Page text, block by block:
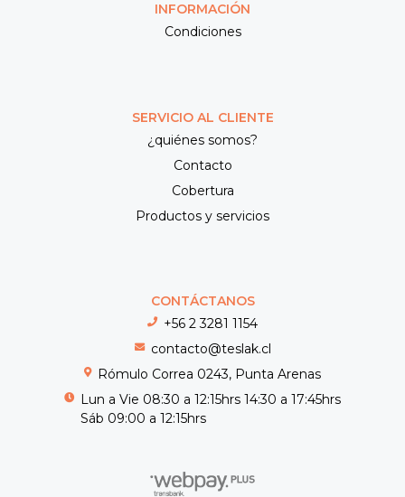
INFORMACIÓN
Condiciones
SERVICIO AL CLIENTE
¿quiénes somos?
Contacto
Cobertura
Productos y servicios
CONTÁCTANOS
+56 2 3281 1154
contacto@teslak.cl
Rómulo Correa 0243, Punta Arenas
Lun a Vie 08:30 a 12:15hrs 14:30 a 17:45hrs
Sáb 09:00 a 12:15hrs